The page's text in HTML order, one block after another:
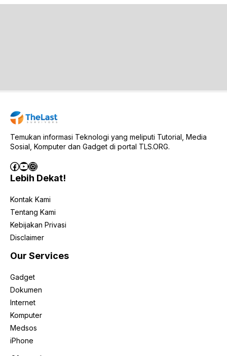
Temukan informasi Teknologi yang meliputi Tutorial, Media
Sosial, Komputer dan Gadget di portal TLS.ORG.
Facebook
YouTube
Instagram
Lebih Dekat!
Kontak Kami
Tentang Kami
Kebijakan Privasi
Disclaimer
Our Services
Gadget
Dokumen
Internet
Komputer
Medsos
iPhone